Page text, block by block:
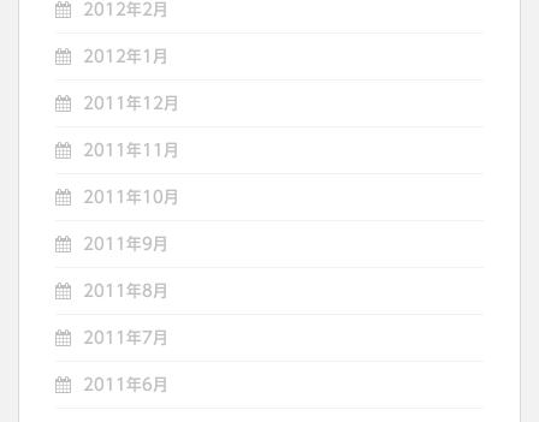
2012年2月
2012年1月
2011年12月
2011年11月
2011年10月
2011年9月
2011年8月
2011年7月
2011年6月